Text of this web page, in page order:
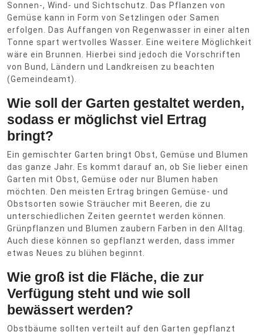
Sonnen-, Wind- und Sichtschutz. Das Pflanzen von
Gemüse kann in Form von Setzlingen oder Samen
erfolgen. Das Auffangen von Regenwasser in einer alten
Tonne spart wertvolles Wasser. Eine weitere Möglichkeit
wäre ein Brunnen. Hierbei sind jedoch die Vorschriften
von Bund, Ländern und Landkreisen zu beachten
(Gemeindeamt).
Wie soll der Garten gestaltet werden,
sodass er möglichst viel Ertrag
bringt?
Ein gemischter Garten bringt Obst, Gemüse und Blumen
das ganze Jahr. Es kommt darauf an, ob Sie lieber einen
Garten mit Obst, Gemüse oder nur Blumen haben
möchten. Den meisten Ertrag bringen Gemüse- und
Obstsorten sowie Sträucher mit Beeren, die zu
unterschiedlichen Zeiten geerntet werden können.
Grünpflanzen und Blumen zaubern Farben in den Alltag.
Auch diese können so gepflanzt werden, dass immer
etwas Neues zu blühen beginnt.
Wie groß ist die Fläche, die zur
Verfügung steht und wie soll
bewässert werden?
Obstbäume sollten verteilt auf den Garten gepflanzt